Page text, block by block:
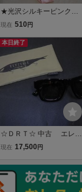
★光沢シルキーピンクな
長袖ハイレグレオタード/
ィースーツ/レースクイー
ン/女装/コスプレ/小さめ/
訳あり
現在 510 円
本日終了
☆ＤＲＴ☆ 中古 エレク
トリック クラッシャー ４
SHER）☆偏光グラス☆
送料600円～ ・タイニ
ー クラッシュ
現在 17,500 円